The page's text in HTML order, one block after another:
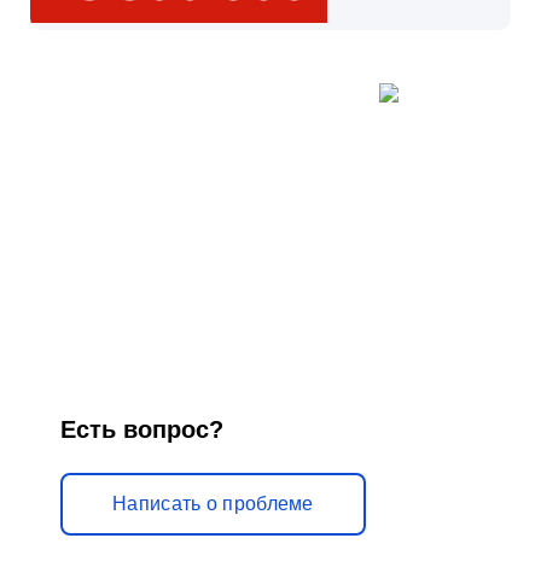
н
Есть вопрос?
Написать о проблеме